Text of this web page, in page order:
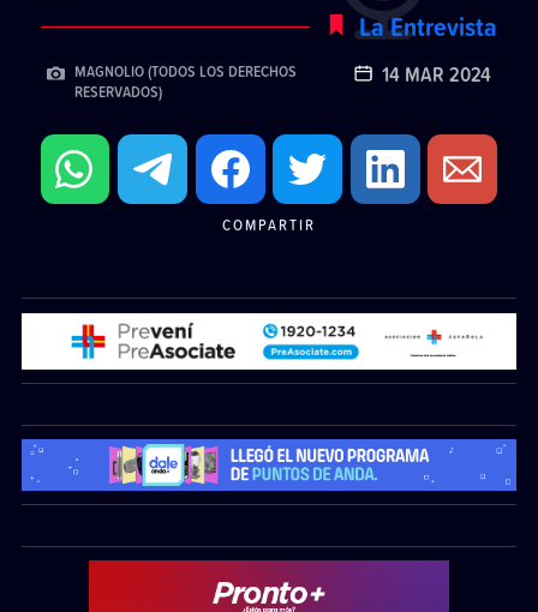
La Entrevista
MAGNOLIO (TODOS LOS DERECHOS
RESERVADOS)
14 MAR 2024
COMPARTIR